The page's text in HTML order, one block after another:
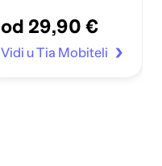
40/41mm prozirno
od 29,90 €
Vidi u Tia Mobiteli